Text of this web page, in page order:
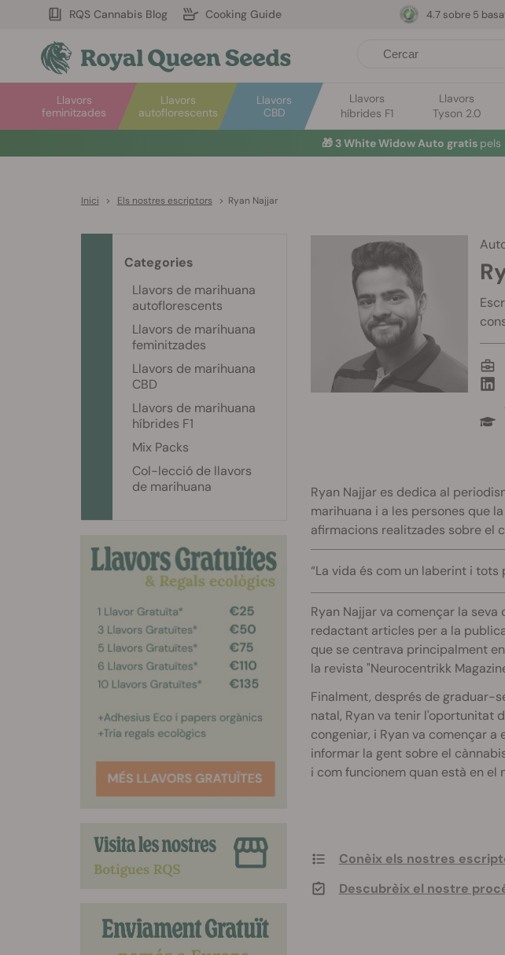
RQS Cannabis Blog Cooking Guide
Llavors
autoflorescents
Llavors
feminitzades
Llavors
CBD
Llavors
híbrides F1
Llavors
Tyson 2.0
4.7 sobre 5
🎁 3 White Widow Auto gratis pels
Inici > Els nostres escriptors > Ryan Najjar
Ryan Najjar es dedica al
marihuana i a les persones que
afirmacions realitzades sobre el
“La vida és com un laberint i
Ryan Najjar va començar la
redactant articles per a la
que se centrava principalment
la revista "Neurocentrikk
Finalment, després de graduar-
natal, Ryan va tenir l'oportunitat
congeniar, i Ryan va començar a
informar la gent sobre el
i com funcionem quan està en el
Conèix els nostres
Descubrèix el nostre
Categories
Llavors de marihuana
autoflorescents
Llavors de marihuana
feminitzades
Llavors de marihuana
CBD
Llavors de marihuana
híbrides F1
Mix Packs
Col-lecció de llavors
de marihuana